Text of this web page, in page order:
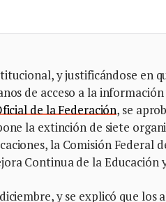
y justificándose en
de acceso a la
de la Federación, se
la extinción de siete
la Comisión Federal
Continua de la Educación
y se explicó que